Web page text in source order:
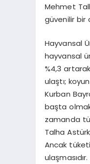
Mehmet
güvenilir bir
Hayvansal
hayvansal
%4,3
ulaştı;
Kurban
başta
zamanda
Talha Astürk
Ancak